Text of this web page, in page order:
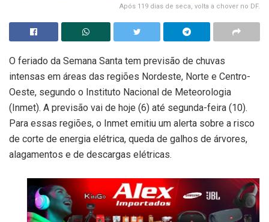
Após 119 dias de seca, volta a chover no DF.
O feriado da Semana Santa tem previsão de chuvas
intensas em áreas das regiões Nordeste, Norte e Centro-
Oeste, segundo o Instituto Nacional de Meteorologia
(Inmet). A previsão vai de hoje (6) até segunda-feira (10).
Para essas regiões, o Inmet emitiu um alerta sobre a risco
de corte de energia elétrica, queda de galhos de árvores,
alagamentos e de descargas elétricas.